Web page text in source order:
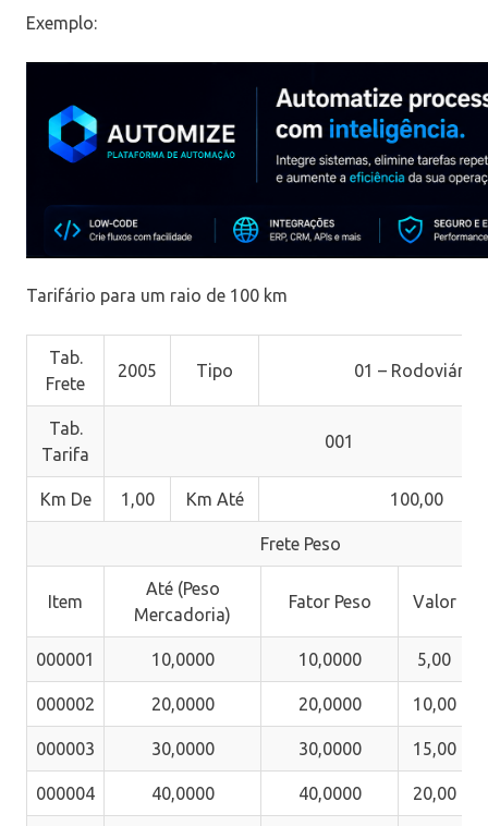
Exemplo:
Tarifário para um raio de 100 km
Tab.
Frete
2005 Tipo 01 – Rodoviário
Tab.
Tarifa
001
Km De 1,00 Km Até 100,00
Frete Peso
Item
Até (Peso
Mercadoria)
Fator Peso Valor
000001 10,0000 10,0000 5,00
000002 20,0000 20,0000 10,00
000003 30,0000 30,0000 15,00
000004 40,0000 40,0000 20,00